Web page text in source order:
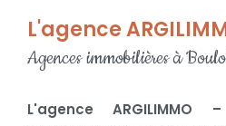
L'agence
Agences immobilières à
L'agence